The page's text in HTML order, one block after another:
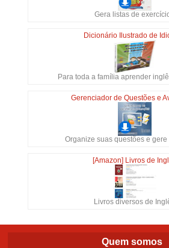
Gera listas de
Dicionário Ilustrado de
Para toda a família aprender
Gerenciador de Questões e
Organize suas questões e
[Amazon] Livros de
Livros diversos de
Quem somos